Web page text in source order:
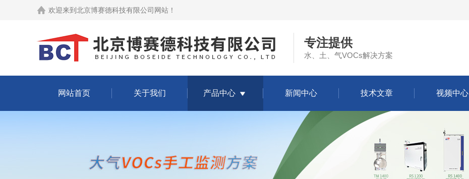
欢迎来到 北京博赛德科技有限公司网站 ！
专注提供
水、土、气VOCs解决方案
网站首页 关于我们 产品中心 新闻中心 技术文章 视频中心